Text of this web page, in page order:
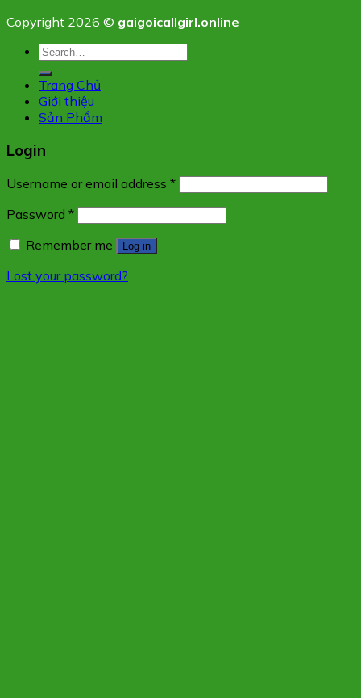
Copyright 2026 © gaigoicallgirl.online
Search
Trang Chủ
Giới thiệu
Sản Phẩm
Login
Username or email address *
Password *
Remember me
Log in
Lost your password?